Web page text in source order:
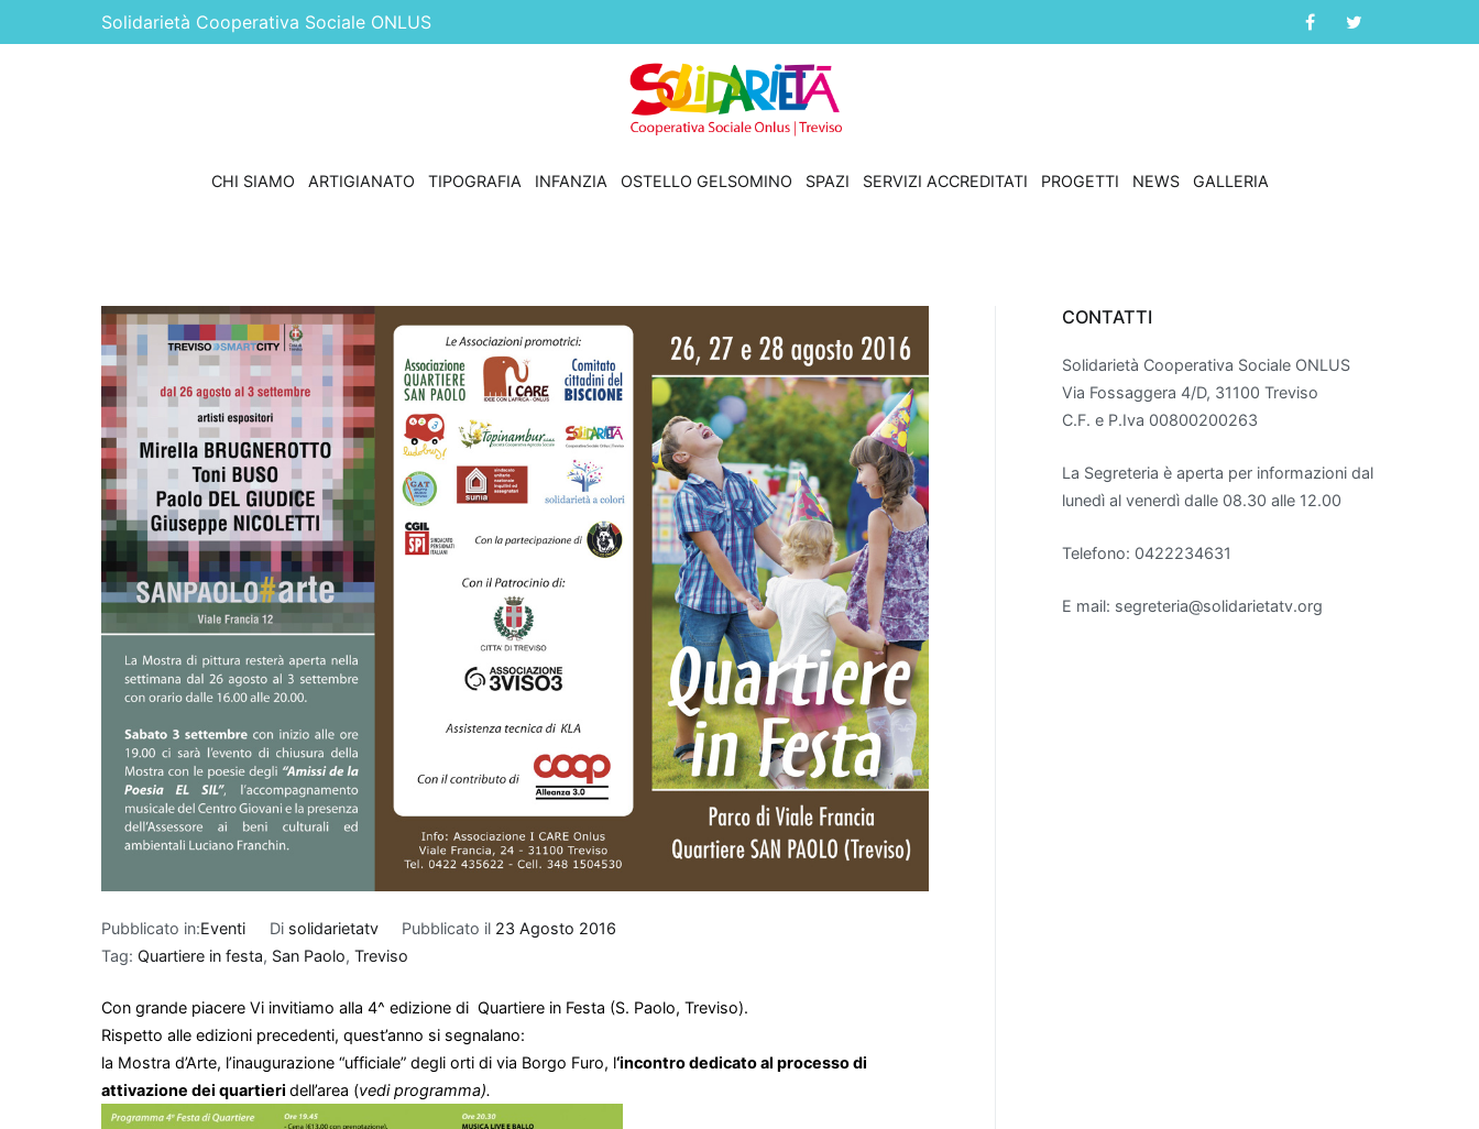
al
Solidarietà Cooperativa Sociale ONLUS
Solidarietà Treviso
Cooperativa Sociale Onlus
CHI SIAMO ARTIGIANATO TIPOGRAFIA INFANZIA OSTELLO GELSOMINO SPAZI SERVIZI ACCREDITATI PROGETTI NEWS GALLERIA
Pubblicato in:Eventi Di solidarietatv Pubblicato il 23 Agosto 2016
Tag: Quartiere in festa, San Paolo, Treviso
Con grande piacere Vi invitiamo alla 4^ edizione di Quartiere in Festa (S. Paolo, Treviso).
Rispetto alle edizioni precedenti, quest’anno si segnalano:
la Mostra d’Arte, l’inaugurazione “ufficiale” degli orti di via Borgo Furo, l‘incontro dedicato al processo di
attivazione dei quartieri dell’area (vedi programma).
CONTATTI
Solidarietà Cooperativa Sociale ONLUS
Via Fossaggera 4/D, 31100 Treviso
C.F. e P.Iva 00800200263
La Segreteria è aperta per informazioni dal
lunedì al venerdì dalle 08.30 alle 12.00
Telefono: 0422234631
E mail: segreteria@solidarietatv.org